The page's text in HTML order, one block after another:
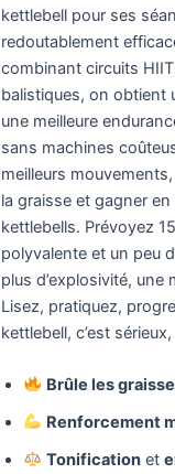
kettlebell pour ses
redoutablement
combinant circuits
balistiques, on obtient
une meilleure
sans machines
meilleurs
la graisse et gagner
kettlebells. Prévoyez
polyvalente et un peu
plus d’explosivité,
Lisez, pratiquez,
kettlebell, c’est
Brûle les
Renforcement
Tonificationet